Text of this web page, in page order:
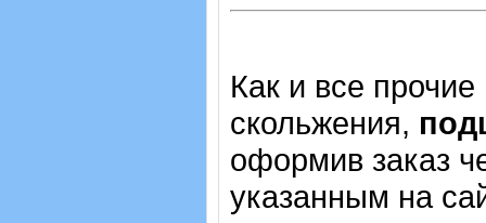
Как и все
скольжения,
оформив заказ
указанным на